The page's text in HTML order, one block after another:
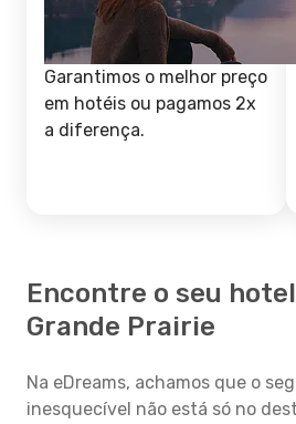
Garantimos o melhor preço
em hotéis ou pagamos 2x
a diferença.
Encontre o seu
Grande Prairie
Na eDreams, achamos que o
inesquecível não está só no